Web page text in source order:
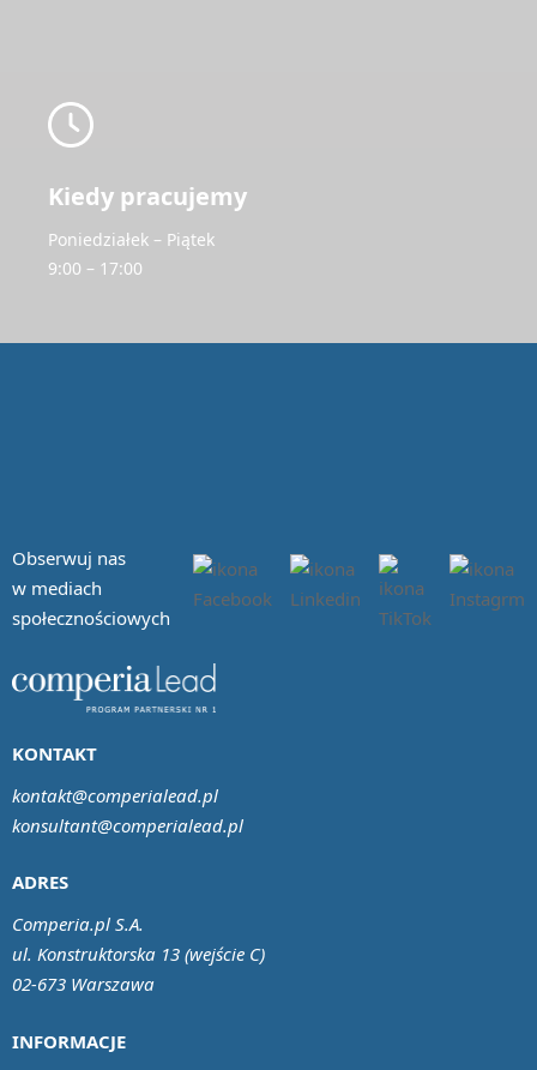
Kiedy pracujemy
Poniedziałek – Piątek
9:00 – 17:00
Obserwuj nas
w mediach
społecznościowych
INFORMACJE
ADRES
Comperia.pl S.A.
ul. Konstruktorska 13 (wejście C)
02-673 Warszawa
KONTAKT
kontakt@comperialead.pl
konsultant@comperialead.pl